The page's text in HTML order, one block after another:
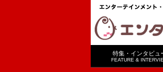
特集・インタビュ
FEATURE &